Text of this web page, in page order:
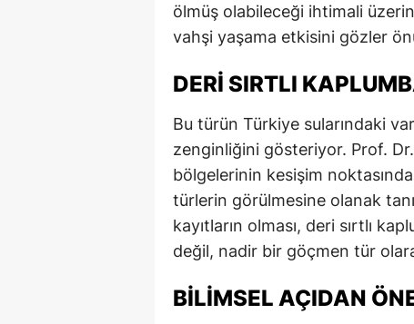
ölmüş olabileceği ihtimali
vahşi yaşama etkisini gözler
DERI SIRTLI
Bu türün Türkiye sularındaki
zenginliğini gösteriyor. Prof.
bölgelerinin kesişim
türlerin görülmesine olanak
kayıtların olması, deri sırtlı
değil, nadir bir göçmen tür
BILIMSEL AÇIDAN